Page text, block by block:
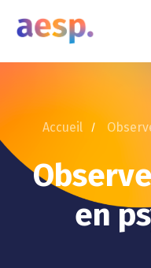
Accueil
en